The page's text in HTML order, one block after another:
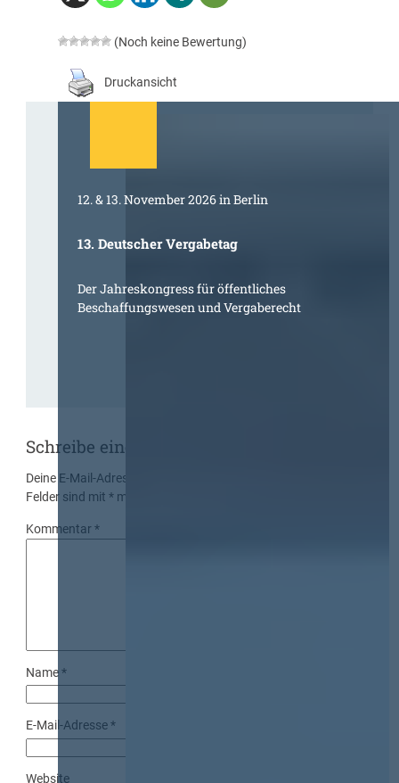
(Noch keine Bewertung)
Druckansicht
12. & 13. November 2026 in Berlin
13. Deutscher Vergabetag
Der Jahreskongress für öffentliches
Beschaffungswesen und Vergaberecht
Schreibe einen Kommentar
Deine E-Mail-Adresse wird nicht veröffentlicht.
Felder sind mit* markiert
Kommentar*
Name*
E-Mail-Adresse*
Website